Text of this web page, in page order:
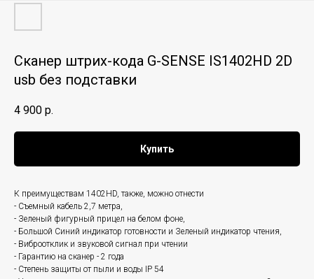
Сканер штрих-кода G-SENSE IS1402HD 2D
usb без подставки
4 900 р.
Купить
К преимуществам 1402HD, также, можно отнести
- Съемный кабель 2,7 метра,
- Зеленый фигурный прицел на белом фоне,
- Большой Синий индикатор готовности и Зеленый индикатор чтения,
- Виброотклик и звуковой сигнал при чтении
- Гарантию на сканер - 2 года
- Степень защиты от пыли и воды IP 54